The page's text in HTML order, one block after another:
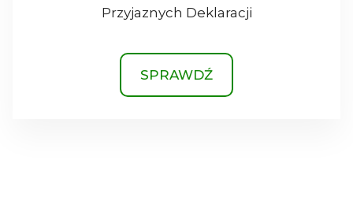
Przyjaznych Deklaracji
SPRAWDŹ